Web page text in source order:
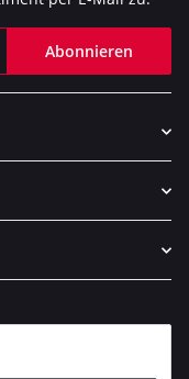
Abonnieren